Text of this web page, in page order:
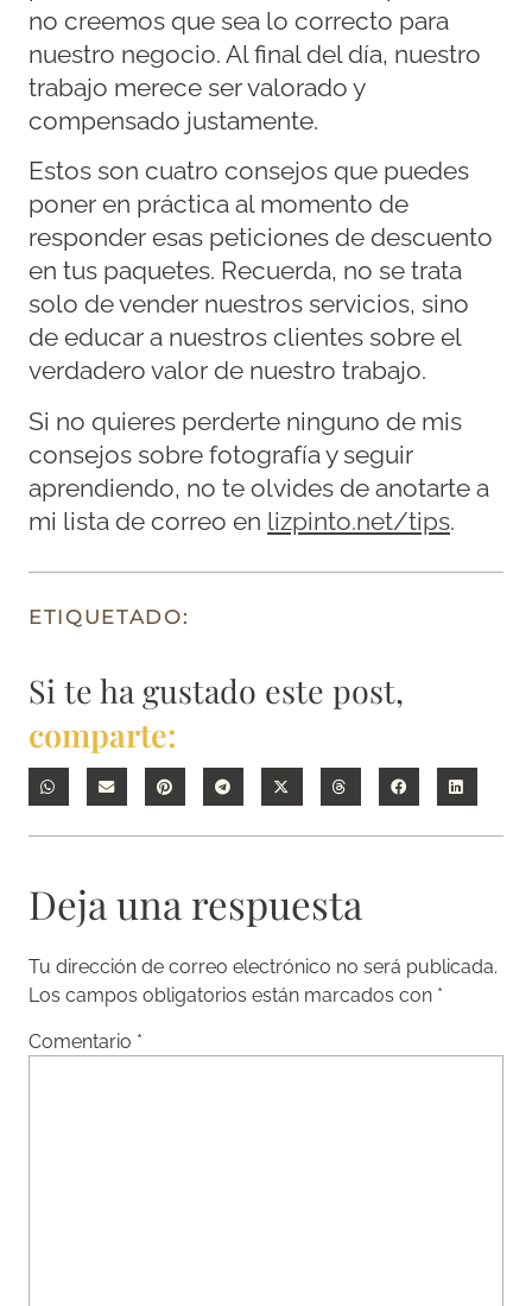
no creemos que sea lo correcto para
nuestro negocio. Al final del día, nuestro
trabajo merece ser valorado y
compensado justamente.
Estos son cuatro consejos que puedes
poner en práctica al momento de
responder esas peticiones de descuento
en tus paquetes. Recuerda, no se trata
solo de vender nuestros servicios, sino
de educar a nuestros clientes sobre el
verdadero valor de nuestro trabajo.
Si no quieres perderte ninguno de mis
consejos sobre fotografía y seguir
aprendiendo, no te olvides de anotarte a
mi lista de correo en lizpinto.net/tips.
ETIQUETADO:
Si te ha gustado este post,
comparte:
Deja una respuesta
Tu dirección de correo electrónico no será publicada.
Los campos obligatorios están marcados con *
Comentario *